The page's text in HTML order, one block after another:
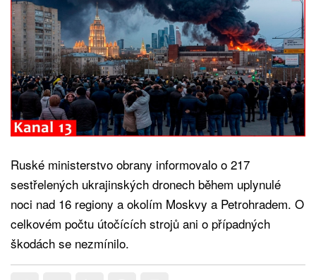
Ruské ministerstvo obrany informovalo o 217
sestřelených ukrajinských dronech během uplynulé
noci nad 16 regiony a okolím Moskvy a Petrohradem. O
celkovém počtu útočících strojů ani o případných
škodách se nezmínilo.